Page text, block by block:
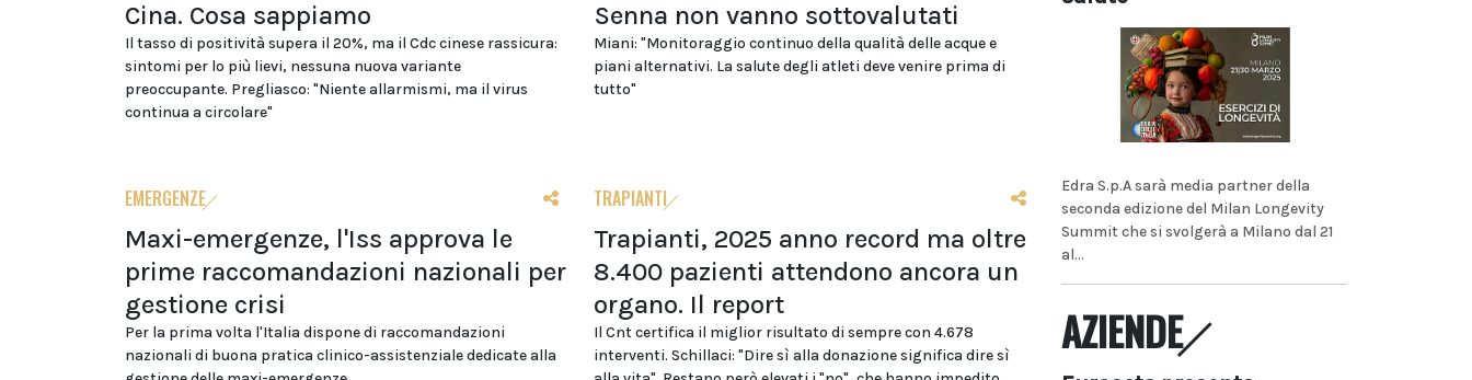
Cina. Cosa sappiamo
Il tasso di positività supera il 20%, ma il Cdc cinese rassicura:
sintomi per lo più lievi, nessuna nuova variante
preoccupante. Pregliasco: "Niente allarmismi, ma il virus
continua a circolare"
Senna non vanno sottovalutati
Miani: "Monitoraggio continuo della qualità delle acque e
piani alternativi. La salute degli atleti deve venire prima di
tutto"
EMERGENZE
Maxi-emergenze, l'Iss approva le
prime raccomandazioni nazionali per
gestione crisi
Per la prima volta l'Italia dispone di raccomandazioni
nazionali di buona pratica clinico-assistenziale dedicate alla
TRAPIANTI
Trapianti, 2025 anno record ma oltre
8.400 pazienti attendono ancora un
organo. Il report
Il Cnt certifica il miglior risultato di sempre con 4.678
interventi. Schillaci: "Dire sì alla donazione significa dire sì
Edra S.p.A sarà media partner della
seconda edizione del Milan Longevity
Summit che si svolgerà a Milano dal 21
al...
AZIENDE